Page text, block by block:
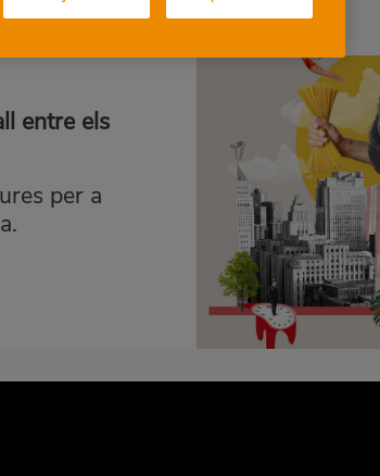
entre els
per a